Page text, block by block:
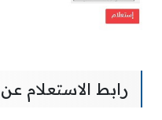
رابط الاستعلام